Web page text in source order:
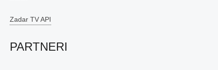
Zadar TV API
PARTNERI